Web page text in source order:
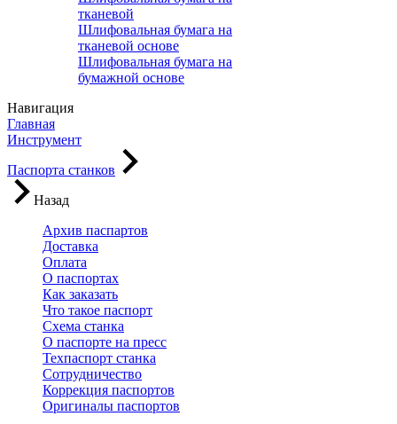
тканевой
Шлифовальная бумага на
тканевой основе
Шлифовальная бумага на
бумажной основе
Навигация
Главная
Инструмент
Паспорта станков
Назад
Архив паспартов
Доставка
Оплата
О паспортах
Как заказать
Что такое паспорт
Схема станка
О паспорте на пресс
Техпаспорт станка
Сотрудничество
Коррекция паспортов
Оригиналы паспортов